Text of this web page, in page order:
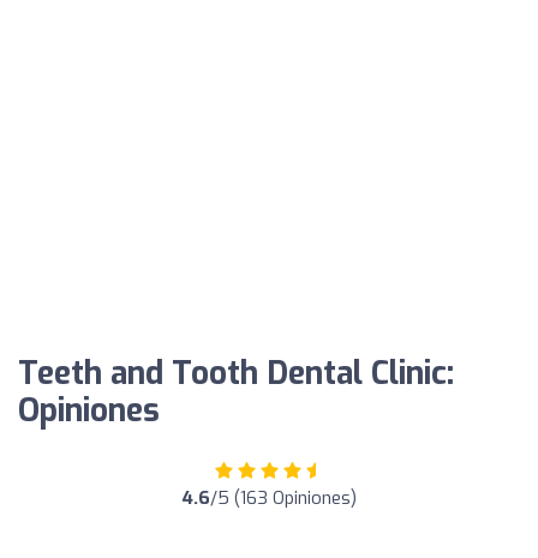
Teeth and Tooth Dental Clinic:
Opiniones
4.6/5 (163 Opiniones)